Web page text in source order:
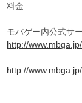
料金 基
モバゲー内公式サ
http://
http://